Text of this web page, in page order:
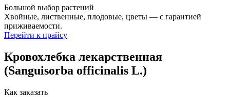
Большой выбор растений
Хвойные, лиственные, плодовые, цветы — с гарантией
приживаемости.
Перейти к прайсу
Кровохлебка лекарственная
(Sanguisorba officinalis L.)
Как заказать